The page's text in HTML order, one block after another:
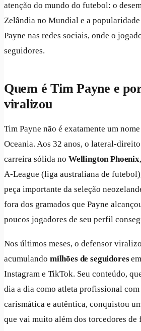
atenção do mundo do futebol: o
Zelândia no Mundial e a
Payne nas redes sociais, onde o
seguidores.
Quem é Tim Payne e
viralizou
Tim Payne não é exatamente um
Oceania. Aos 32 anos, o lateral-
carreira sólida no Wellington Phoenix
A-League (liga australiana de
peça importante da seleção
fora dos gramados que Payne
poucos jogadores de seu perfil
Nos últimos meses, o defensor
acumulando milhões de seguidores
Instagram e TikTok. Seu conteúdo,
dia a dia como atleta profissional
carismática e autêntica, conquistou
que vai muito além dos torcedores